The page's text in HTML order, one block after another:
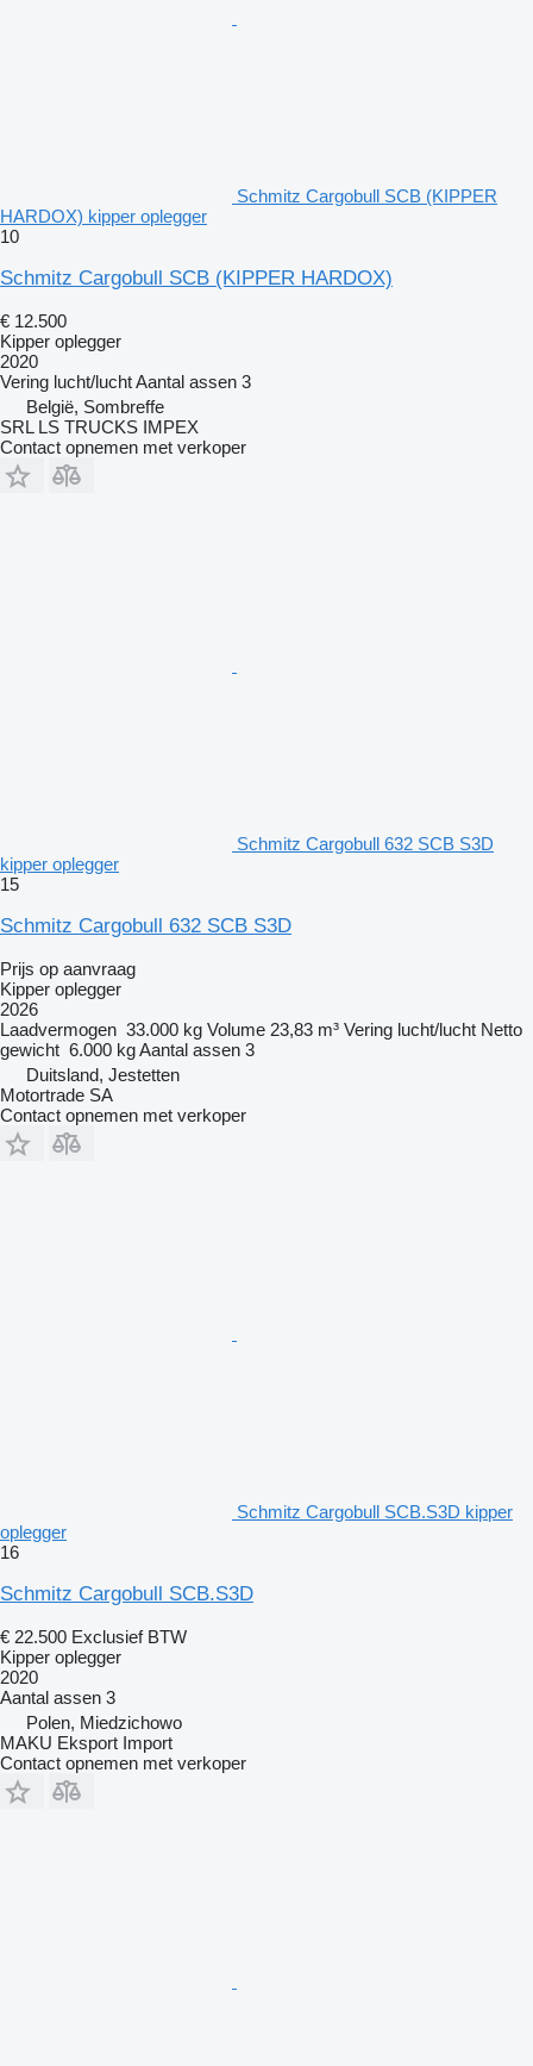
Schmitz Cargobull SCB (KIPPER
HARDOX) kipper oplegger
10
Schmitz Cargobull SCB (KIPPER HARDOX)
€ 12.500
Kipper oplegger
2020
Vering lucht/luchtAantal assen 3
België, Sombreffe
SRL LS TRUCKS IMPEX
Contact opnemen met verkoper
Schmitz Cargobull 632 SCB S3D
kipper oplegger
15
Schmitz Cargobull 632 SCB S3D
Prijs op aanvraag
Kipper oplegger
2026
Laadvermogen 33.000 kg Volume 23,83 m³ Vering lucht/lucht Netto
gewicht 6.000 kgAantal assen 3
Duitsland, Jestetten
Motortrade SA
Contact opnemen met verkoper
Schmitz Cargobull SCB.S3D kipper
oplegger
16
Schmitz Cargobull SCB.S3D
€ 22.500 Exclusief BTW
Kipper oplegger
2020
Aantal assen 3
Polen, Miedzichowo
MAKU Eksport Import
Contact opnemen met verkoper